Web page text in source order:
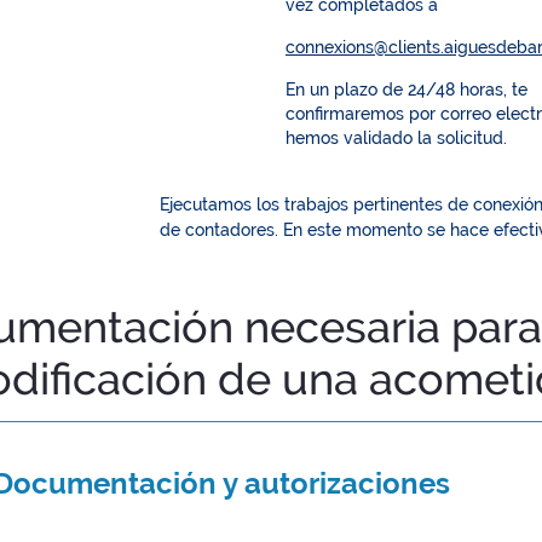
vez completados a
connexions@clients.
En un plazo de 24/48 horas, te
confirmaremos por correo
hemos validado la solicitud.
Ejecutamos los trabajos pertinentes de
de contadores. En este momento se hace
necesaria
de una
y autorizaciones